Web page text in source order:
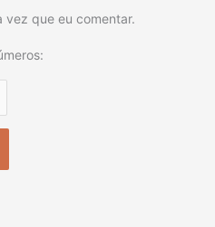
vez que eu comentar.